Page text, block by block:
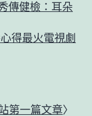
傳健檢：耳朵
得最火電視劇
第一篇文章〉